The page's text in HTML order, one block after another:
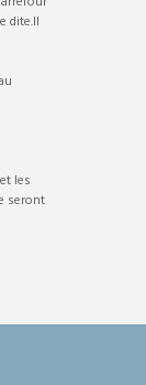
dite.Il
les
seront